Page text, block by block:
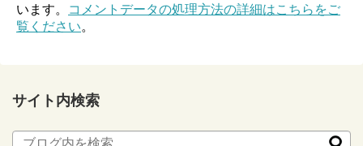
います。
コメントデータの処理方法の詳細はこちらをご
覧ください。
サイト内検索